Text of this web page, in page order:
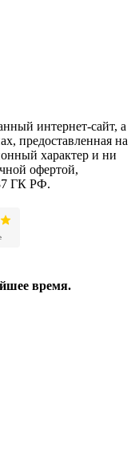
интернет-сайт, а
предоставленная на
характер и ни
офертой,
ГК РФ.
время.